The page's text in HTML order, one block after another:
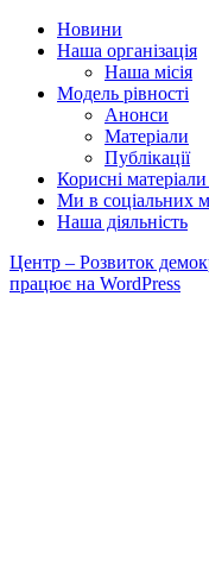
Новини
Наша організація
Наша місія
Модель рівності
Анонси
Матеріали
Публікації
Корисні матеріали
Ми в соціальних
Наша діяльність
Центр – Розвиток
працює на WordPress